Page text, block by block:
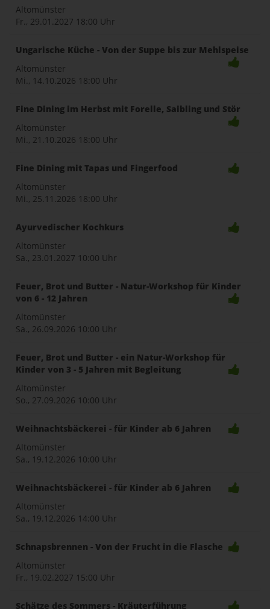
Altomünster
Fr., 29.01.2027 18:00 Uhr
Ungarische Küche - Von der Suppe bis zur Mehlspeise
Altomünster
Mi., 14.10.2026 18:00 Uhr
Fine Dining im Herbst mit Forelle, Saibling und Stör
Altomünster
Mi., 21.10.2026 18:00 Uhr
Fine Dining mit Tapas und Fingerfood
Altomünster
Mi., 25.11.2026 18:00 Uhr
Ayurvedischer Kochkurs
Altomünster
Sa., 23.01.2027 10:00 Uhr
Feuer, Brot und Butter - Natur-Workshop für Kinder
von 6 - 12 Jahren
Altomünster
Sa., 26.09.2026 10:00 Uhr
Feuer, Brot und Butter - ein Natur-Workshop für
Kinder von 3 - 5 Jahren mit Begleitung
Altomünster
So., 27.09.2026 10:00 Uhr
Weihnachtsbäckerei - für Kinder ab 6 Jahren
Altomünster
Sa., 19.12.2026 10:00 Uhr
Weihnachtsbäckerei - für Kinder ab 6 Jahren
Altomünster
Sa., 19.12.2026 14:00 Uhr
Schnapsbrennen - Von der Frucht in die Flasche
Altomünster
Fr., 19.02.2027 15:00 Uhr
Schätze des Sommers - Kräuterführung